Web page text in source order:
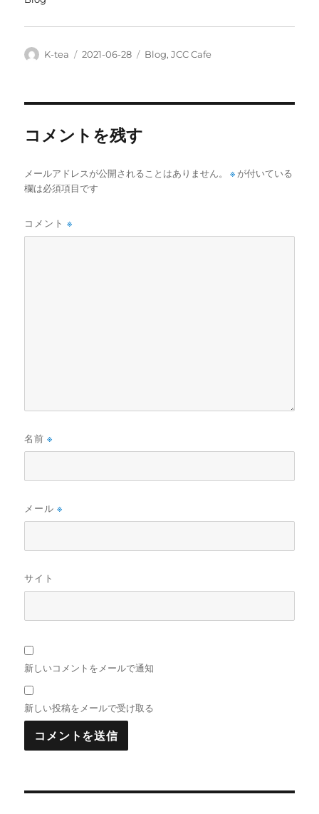
投
K-tea
投
2021-06-28
カ
Blog,JCC Cafe
コメントを残す
メールアドレスが公開されることはありません。 ※ が付いている
欄は必須項目です
コメント※
名前※
メール※
サイト
新しいコメントをメールで通知
新しい投稿をメールで受け取る